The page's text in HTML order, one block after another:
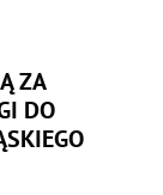
ZA
DO